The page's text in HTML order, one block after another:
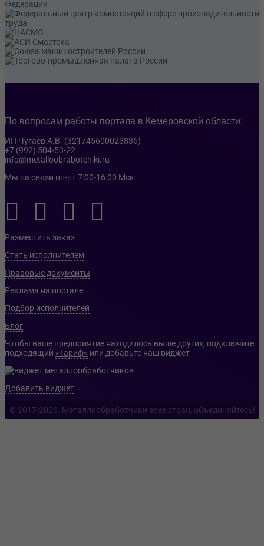
По вопросам работы портала в Кемеровской области:
ИП Чугаев А.В. (321745600023836)
+7 (992) 504-53-22
info@metalloobrabotchiki.ru
Мы на связи пн-пт 7:00-16:00 Мск
Разместить заказ
Стать исполнителем
Правовые документы
Реклама на портале
Подбор исполнителей
Блог
Чтобы ваше предприятие находилось выше других, подключите
подходящий «Тариф» или добавьте наш виджет
Добавить виджет
© 2017-2026. Металлообработчики всех стран, объединяйтесь!